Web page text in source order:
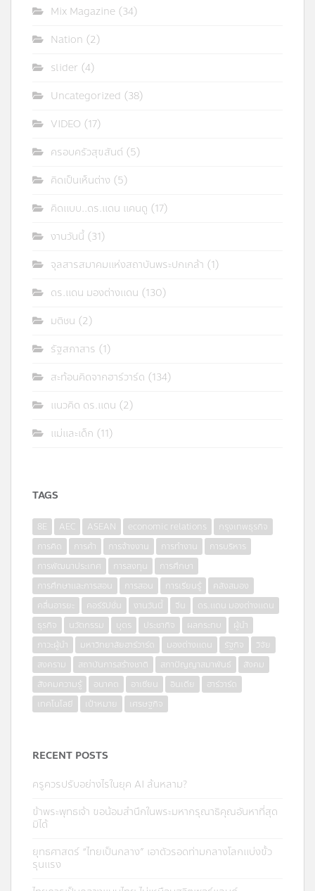
Mix Magazine (34)
Nation (2)
slider (4)
Uncategorized (38)
VIDEO (17)
ครอบครัวสุขสันต์ (5)
คิดเป็นเห็นต่าง (5)
คิดแบบ..ดร.แดน แคนดู (17)
งานวันนี้ (31)
จุลสารสมาคมแห่งสถาบันพระปกเกล้า (1)
ดร.แดน มองต่างแดน (130)
มติชน (2)
รัฐสภาสาร (1)
สะท้อนคิดจากฮาร์วาร์ด (134)
แนวคิด ดร.แดน (2)
แม่และเด็ก (11)
TAGS
8E AEC ASEAN economic relations
กรุงเทพธุรกิจ
การคิด
การค้า การจ้างงาน การทำงาน
การบริหาร
การพัฒนาประเทศ
การลงทุน
การศึกษา
การศึกษาและการสอน
การสอน การเรียนรู้
คลังสมอง
คลื่นอารยะ
คอร์รัปชั่น งานวันนี้ จีน
ดร.แดน มองต่างแดน
ธุรกิจ
นวัตกรรม บุตร ประชากิจ ผลกระทบ
ผู้นำ
ภาวะผู้นำ
มหาวิทยาลัยฮาร์วาร์ด มองต่างแดน รัฐกิจ
วิจัย
สงคราม
สถาบันการสร้างชาติ สภาปัญญาสมาพันธ์
สังคม
สังคมความรู้
อนาคต อาเซียน อินเดีย
ฮาร์วาร์ด
เทคโนโลยี
เป้าหมาย เศรษฐกิจ
RECENT POSTS
ครูควรปรับอย่างไรในยุค AI ล้นหลาม?
ข้าพระพุทธเจ้า ขอน้อมสำนึกในพระมหากรุณาธิคุณอันหาที่สุด
มิได้
ยุทธศาสตร์ “ไทยเป็นกลาง” เอาตัวรอดท่ามกลางโลกแบ่งขั้ว
รุนแรง